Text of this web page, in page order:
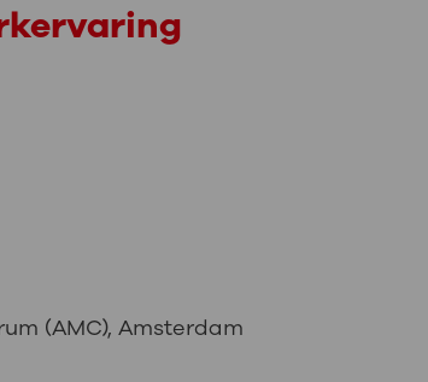
(AMC), Amsterdam